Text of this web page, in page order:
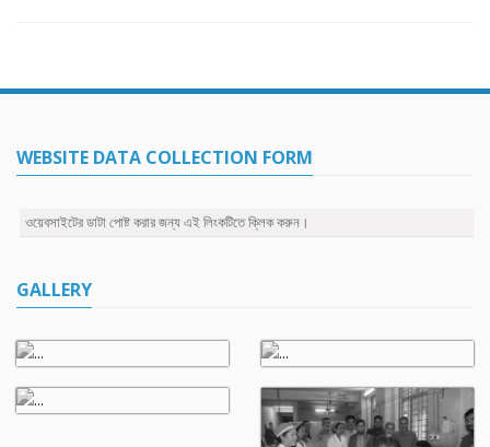
WEBSITE DATA COLLECTION FORM
ওয়েবসাইটের ডাটা পোষ্ট করার জন্য এই লিংকটিতে ক্লিক করুন।
GALLERY